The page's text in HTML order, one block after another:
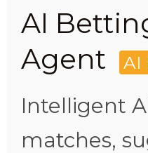
AI
Agent
AI
Intelligent
matches,